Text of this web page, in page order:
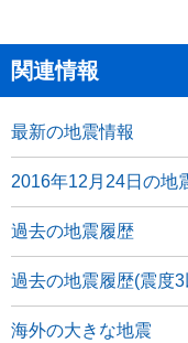
関連情報
最新の地震情報
2016年12月24日の地
過去の地震履歴
過去の地震履歴(震度
海外の大きな地震